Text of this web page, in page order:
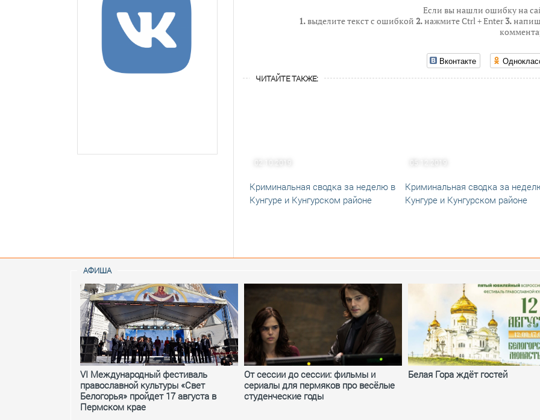
Если вы нашли ошибку на
1.выделите текст с ошибкой 2.нажмите Ctrl + Enter3.
Вконтакте
ЧИТАЙТЕ ТАКЖЕ:
02.10.2019
Криминальная сводка за неделю в
Кунгуре и Кунгурском районе
05.12.2019
Криминальная сводка за
Кунгуре и Кунгурском районе
АФИША
VI Международный фестиваль
православной культуры «Свет
Белогорья» пройдет 17 августа в
Пермском крае
От сессии до сессии: фильмы и
сериалы для пермяков про весёлые
студенческие годы
Белая Гора ждёт гостей